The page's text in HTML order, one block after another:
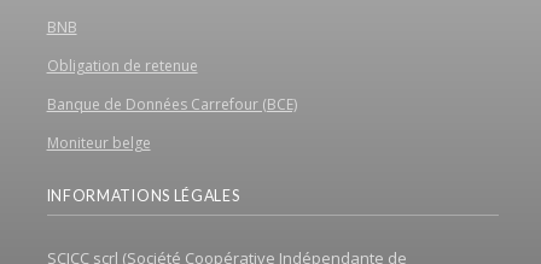
BNB
Obligation de retenue
Banque de Données Carrefour (BCE)
Moniteur belge
INFORMATIONS LÉGALES
SCICC scrl (Société Coopérative Indépendante de